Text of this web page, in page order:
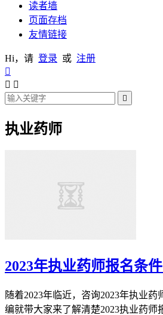
读者墙
页面存档
友情链接
Hi，请 登录 或 注册

 

执业药师
2023年执业药师报名条
随着2023年临近，咨询2023年执业
编就带大家来了解清楚2023执业药师